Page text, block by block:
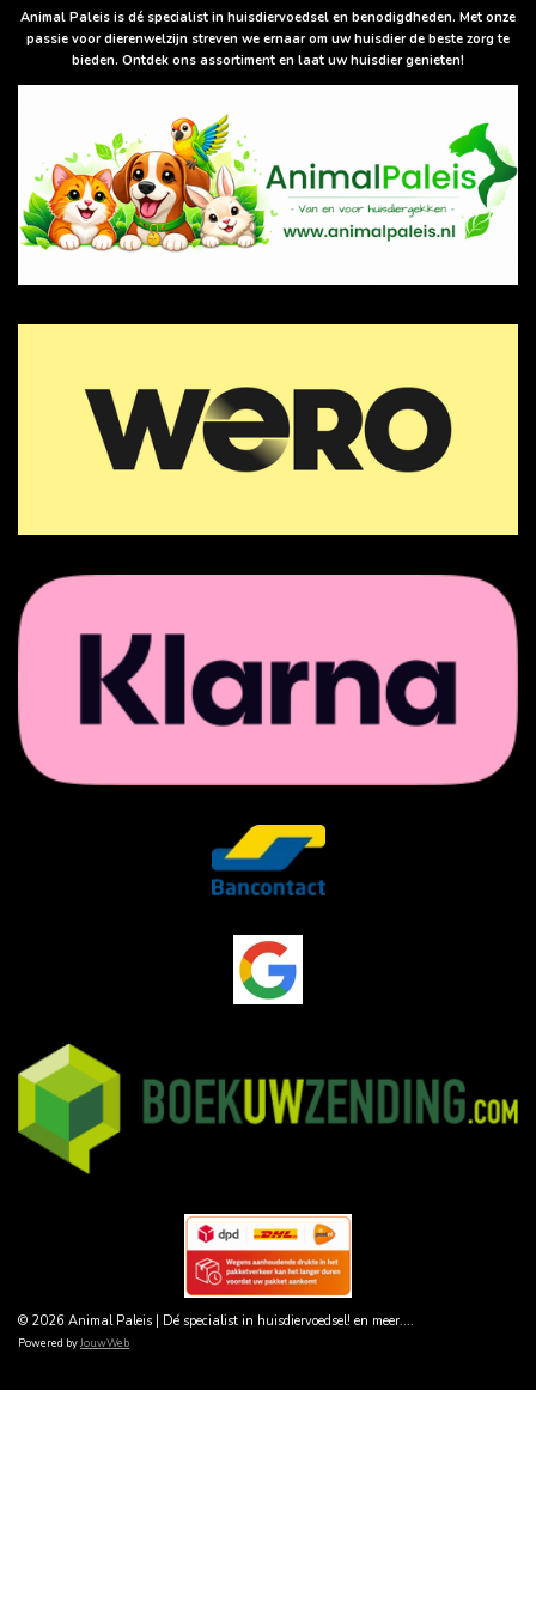
p
p
Animal Paleis is dé specialist in huisdiervoedsel en benodigdheden. Met onze
passie voor dierenwelzijn streven we ernaar om uw huisdier de beste zorg te
bieden. Ontdek ons assortiment en laat uw huisdier genieten!
© 2026 Animal Paleis | Dé specialist in huisdiervoedsel! en meer....
Powered byJouwWeb